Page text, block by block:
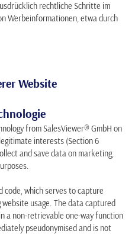
rechtliche Schritte im
Werbeinformationen, etwa durch
Website
from SalesViewer® GmbH on
interests (Section 6
and save data on marketing,
code, which serves to capture
usage. The data captured
a non-retrievable one-way function
pseudonymised and is not